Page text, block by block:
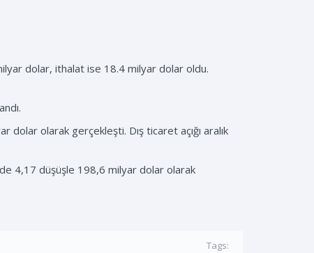
dolar, ithalat ise 18.4 milyar dolar oldu.
olarak gerçekleşti. Dış ticaret açığı aralık
4,17 düşüşle 198,6 milyar dolar olarak
Tags: